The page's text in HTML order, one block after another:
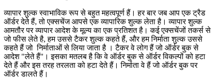
व्यापार शुल्क स्वाभाविक रूप से बहुत महत्वपूर्ण हैं। हर बार जब आप एक ट्रैड
ऑर्डर देते हैं, तो एक्सचेंज आपसे एक व्यापारिक शुल्क लेता है। व्यापार शुल्क
आमतौर पर व्यापार आदेश के मूल्य का एक प्रतिशत है। कई एक्सचेंजों तकर्स से
जो फीस लेते है, हम उससे टैकर शुल्क कहते हैं, और हम निर्माता शुल्क उससे
कहते हैं जो निर्माताओं से लिया जाता है । टैकर वे लोग हैं जो ऑर्डर बुक से
आदेश "लेते हैं"। इसका मतलब है कि वे ऑर्डर बुक से ऑर्डर विकल्पों को हटा
देते हैं और इस तरह तरलता को हटा देते हैं। निर्माता वे हैं जो ऑर्डर बुक पर
ऑर्डर डालते हैं।